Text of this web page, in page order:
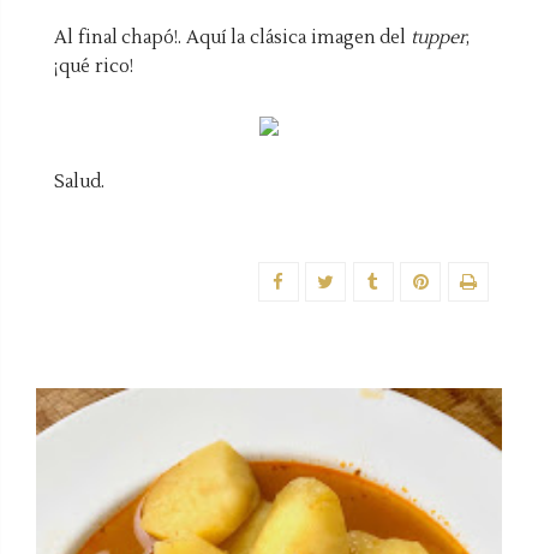
Al final chapó!. Aquí la clásica imagen del tupper,
¡qué rico!
Salud.